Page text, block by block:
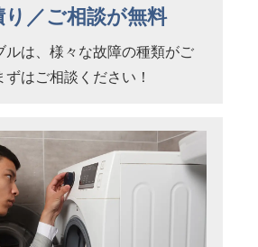
り／ご相談が無料
ルは、様々な故障の種類がご
ずはご相談ください！